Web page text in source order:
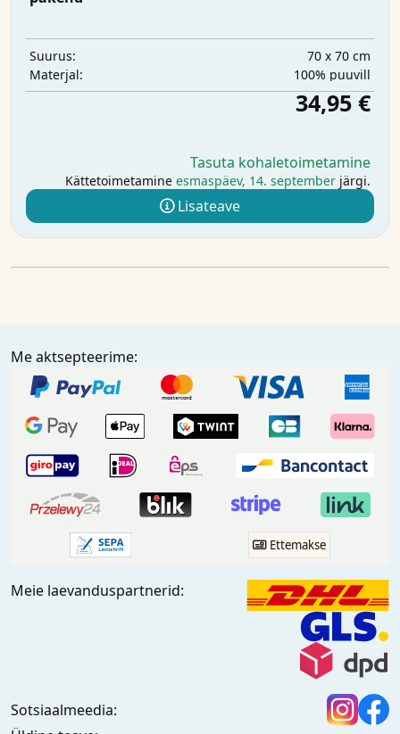
Suurus:
70 x 70 cm
Materjal:
100% puuvill
34,95 €
Tasuta kohaletoimetamine
Kättetoimetamine esmaspäev, 14. september järgi.
Lisateave
Me aktsepteerime:
Ettemakse
Meie laevanduspartnerid:
Sotsiaalmeedia: